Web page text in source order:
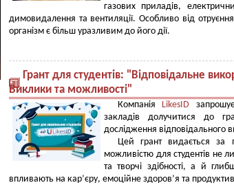
газових приладів,
димовидалення та вентиляції. Особливо від
організм є більш уразливим до його дії.
Грант для студентів: "Відповідальне
Виклики та можливості"
Компанія LikesID
закладів долучитися до
дослідження відповідального
Цей грант видається за
можливістю для студентів не
та творчі здібності, а й
впливають на кар’єру, емоційне здоров’я та